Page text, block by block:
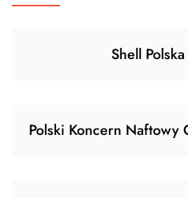
Shell
Polski Koncern Naftowy